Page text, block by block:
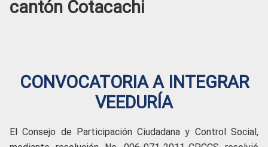
Control
cantón Cotacachi
CONVOCATORIA A INTEGRAR
VEEDURÍA
El Consejo de Participación Ciudadana y Control Social,